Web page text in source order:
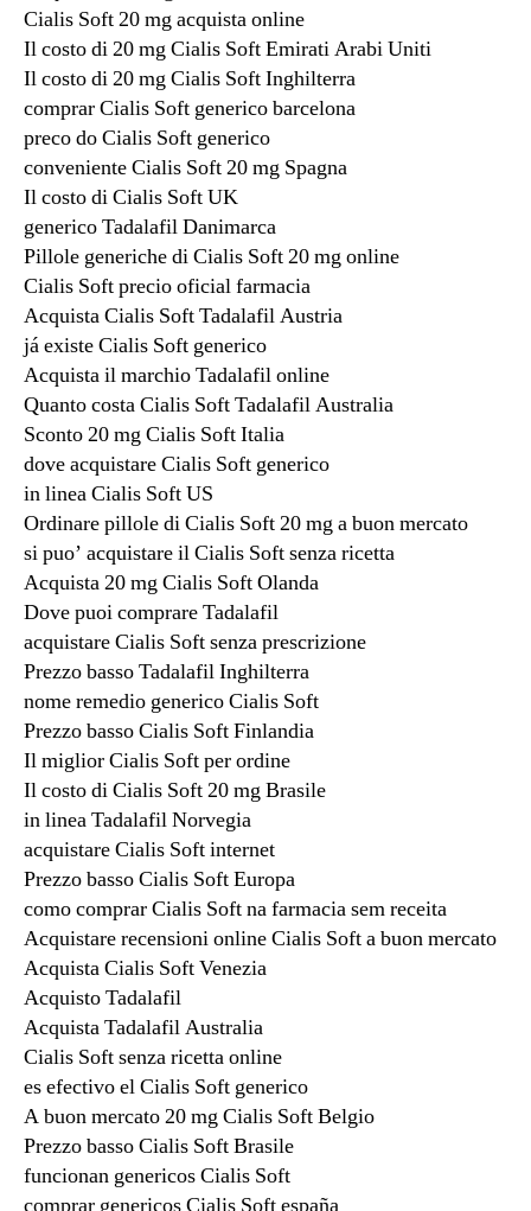
Cialis Soft 20 mg acquista online
Il costo di 20 mg Cialis Soft Emirati Arabi Uniti
Il costo di 20 mg Cialis Soft Inghilterra
comprar Cialis Soft generico barcelona
preco do Cialis Soft generico
conveniente Cialis Soft 20 mg Spagna
Il costo di Cialis Soft UK
generico Tadalafil Danimarca
Pillole generiche di Cialis Soft 20 mg online
Cialis Soft precio oficial farmacia
Acquista Cialis Soft Tadalafil Austria
já existe Cialis Soft generico
Acquista il marchio Tadalafil online
Quanto costa Cialis Soft Tadalafil Australia
Sconto 20 mg Cialis Soft Italia
dove acquistare Cialis Soft generico
in linea Cialis Soft US
Ordinare pillole di Cialis Soft 20 mg a buon mercato
si puo’ acquistare il Cialis Soft senza ricetta
Acquista 20 mg Cialis Soft Olanda
Dove puoi comprare Tadalafil
acquistare Cialis Soft senza prescrizione
Prezzo basso Tadalafil Inghilterra
nome remedio generico Cialis Soft
Prezzo basso Cialis Soft Finlandia
Il miglior Cialis Soft per ordine
Il costo di Cialis Soft 20 mg Brasile
in linea Tadalafil Norvegia
acquistare Cialis Soft internet
Prezzo basso Cialis Soft Europa
como comprar Cialis Soft na farmacia sem receita
Acquistare recensioni online Cialis Soft a buon mercato
Acquista Cialis Soft Venezia
Acquisto Tadalafil
Acquista Tadalafil Australia
Cialis Soft senza ricetta online
es efectivo el Cialis Soft generico
A buon mercato 20 mg Cialis Soft Belgio
Prezzo basso Cialis Soft Brasile
funcionan genericos Cialis Soft